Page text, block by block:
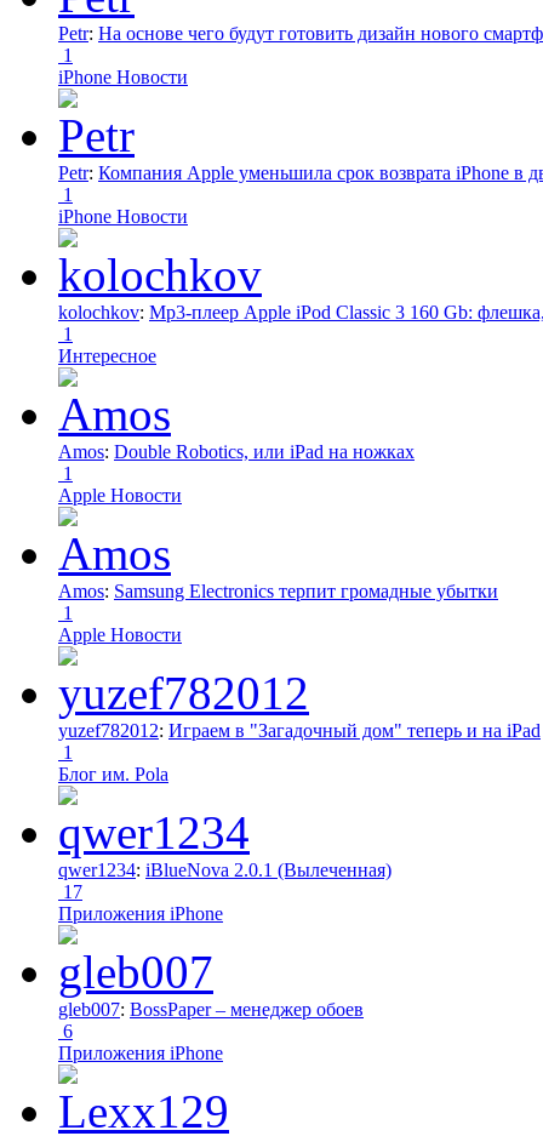
Petr: На основе чего будут готовить дизайн нового
1
iPhone Новости
Petr: Компания Apple уменьшила срок возврата iPhone в
1
iPhone Новости
kolochkov: Mp3-плеер Apple iPod Classic 3 160 Gb:
1
Интересное
Amos: Double Robotics, или iPad на ножках
1
Apple Новости
Amos: Samsung Electronics терпит громадные убытки
1
Apple Новости
yuzef782012: Играем в "Загадочный дом" теперь и на iPad
1
Блог им. Pola
qwer1234: iBlueNova 2.0.1 (Вылеченная)
17
Приложения iPhone
gleb007: BossPaper – менеджер обоев
6
Приложения iPhone